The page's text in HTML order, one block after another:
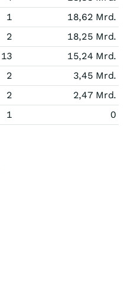
1
18,62 Mrd.
2
18,25 Mrd.
13
15,24 Mrd.
2
3,45 Mrd.
2
2,47 Mrd.
1 0